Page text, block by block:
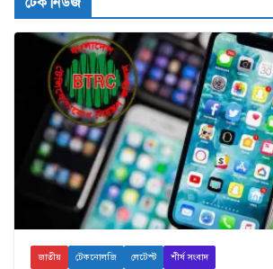
জাতীয় টেকনোলজি লেটেস্ট শীর্ষ সংবাদ